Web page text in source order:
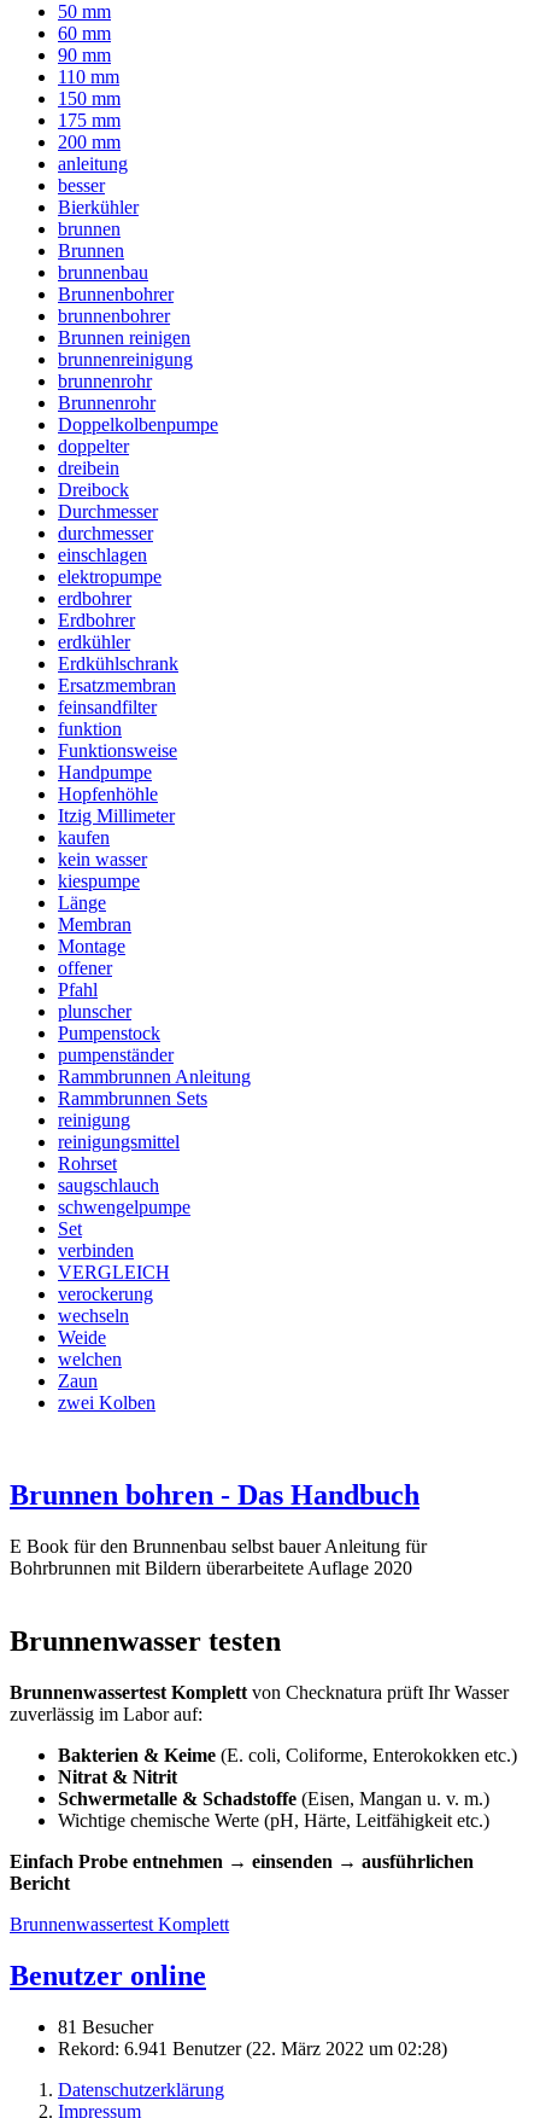
50 mm
60 mm
90 mm
110 mm
150 mm
175 mm
200 mm
anleitung
besser
Bierkühler
brunnen
Brunnen
brunnenbau
Brunnenbohrer
brunnenbohrer
Brunnen reinigen
brunnenreinigung
brunnenrohr
Brunnenrohr
Doppelkolbenpumpe
doppelter
dreibein
Dreibock
Durchmesser
durchmesser
einschlagen
elektropumpe
erdbohrer
Erdbohrer
erdkühler
Erdkühlschrank
Ersatzmembran
feinsandfilter
funktion
Funktionsweise
Handpumpe
Hopfenhöhle
Itzig Millimeter
kaufen
kein wasser
kiespumpe
Länge
Membran
Montage
offener
Pfahl
plunscher
Pumpenstock
pumpenständer
Rammbrunnen Anleitung
Rammbrunnen Sets
reinigung
reinigungsmittel
Rohrset
saugschlauch
schwengelpumpe
Set
verbinden
VERGLEICH
verockerung
wechseln
Weide
welchen
Zaun
zwei Kolben
Brunnen bohren - Das Handbuch
E Book für den Brunnenbau selbst bauer Anleitung für
Bohrbrunnen mit Bildern überarbeitete Auflage 2020
Brunnenwasser testen
Brunnenwassertest Komplett von Checknatura prüft Ihr Wasser
zuverlässig im Labor auf:
Bakterien & Keime (E. coli, Coliforme, Enterokokken etc.)
Nitrat & Nitrit
Schwermetalle & Schadstoffe (Eisen, Mangan u. v. m.)
Wichtige chemische Werte (pH, Härte, Leitfähigkeit etc.)
Einfach Probe entnehmen → einsenden → ausführlichen
Bericht
Brunnenwassertest Komplett
Benutzer online
81 Besucher
Rekord: 6.941 Benutzer (22. März 2022 um 02:28)
Datenschutzerklärung
Impressum